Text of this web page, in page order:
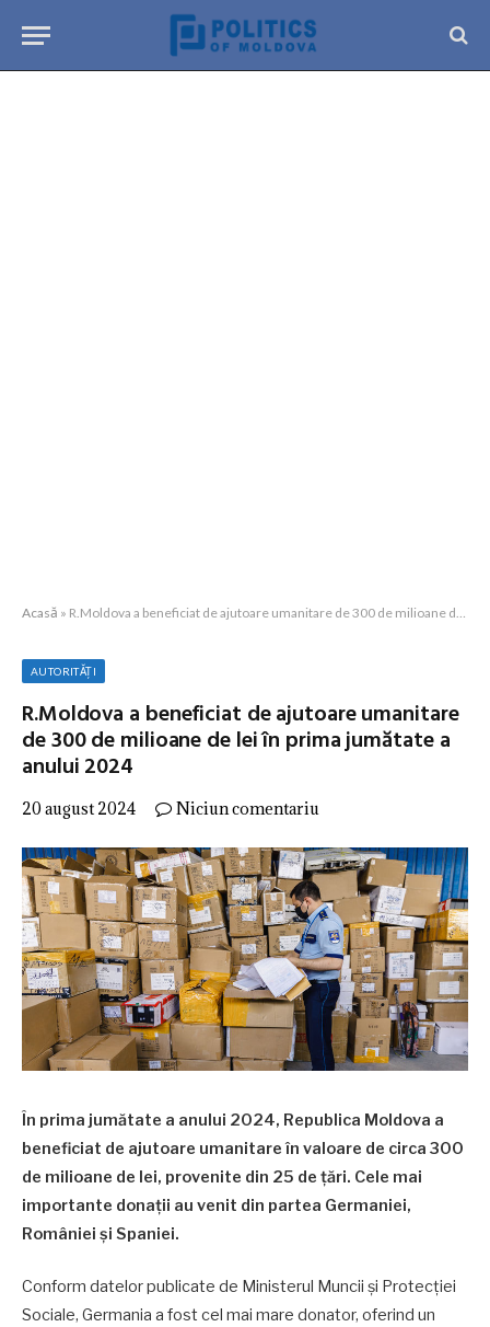
Acasă » R.Moldova a beneficiat de ajutoare umanitare de 300 de milioane de lei în prima jumătate a anului 2024
AUTORITĂȚI
R.Moldova a beneficiat de ajutoare umanitare
de 300 de milioane de lei în prima jumătate a
anului 2024
20 august 2024 Niciun comentariu
În prima jumătate a anului 2024, Republica Moldova a
beneficiat de ajutoare umanitare în valoare de circa 300
de milioane de lei, provenite din 25 de țări. Cele mai
importante donații au venit din partea Germaniei,
României și Spaniei.
Conform datelor publicate de Ministerul Muncii și Protecției
Sociale, Germania a fost cel mai mare donator, oferind un